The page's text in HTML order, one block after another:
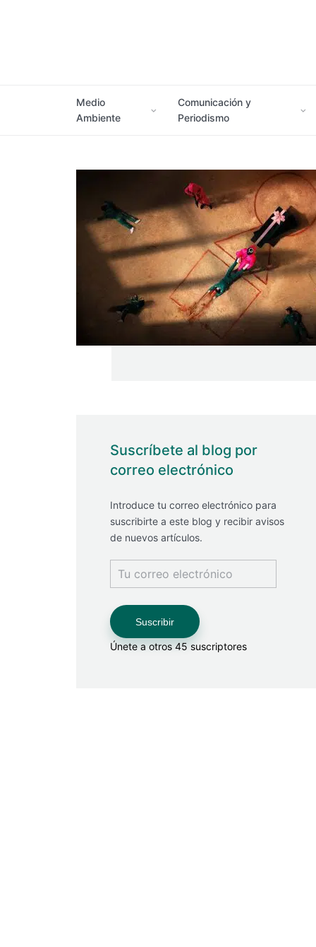
Medio
Ambiente
Comunicación y
Periodismo
Suscríbete al blog por
correo electrónico
Introduce tu correo electrónico para
suscribirte a este blog y recibir avisos
de nuevos artículos.
Tu
correo
electrónico
Suscribir
Únete a otros 45 suscriptores